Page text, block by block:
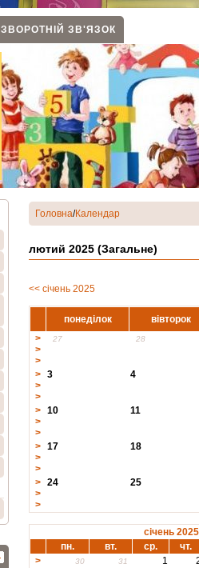
ЗВОРОТНIЙ ЗВ'ЯЗОК
Головна/Календар
лютий 2025 (Загальне)
<< січень 2025
понеділок
вівторок
>
>
>
27 28
>
>
>
3 4
>
>
>
10 11
>
>
>
17 18
>
>
>
24 25
січень 2025
пн.
вт. ср.
чт.
>
30 31 1